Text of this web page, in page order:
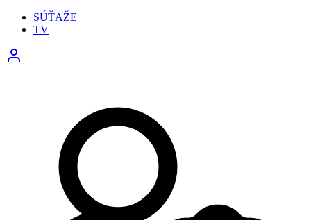
SÚŤAŽE
TV